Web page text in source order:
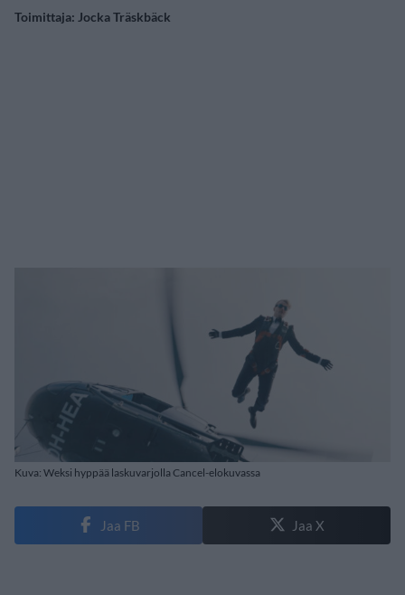
Toimittaja: Jocka Träskbäck
Kuva: Weksi hyppää laskuvarjolla Cancel-elokuvassa
Jaa FB Jaa X